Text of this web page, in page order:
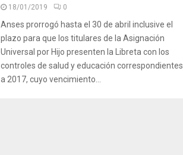
18/01/2019 0
Anses prorrogó hasta el 30 de abril inclusive el
plazo para que los titulares de la Asignación
Universal por Hijo presenten la Libreta con los
controles de salud y educación correspondientes
a 2017, cuyo vencimiento...